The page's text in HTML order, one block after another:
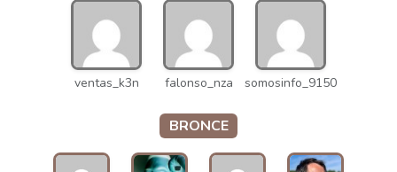
ventas_k3n falonso_nza somosinfo_9150
BRONCE